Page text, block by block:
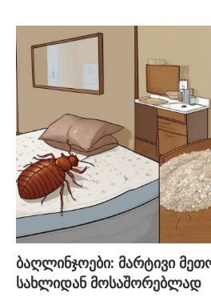
ბაღლინჯოები: მარტივი
სახლიდან მოსაშორებლად